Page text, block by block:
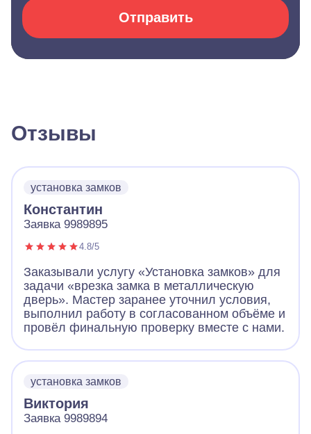
Отправить
Отзывы
установка замков
Константин
Заявка 9989895
4.8/5
Заказывали услугу «Установка замков» для
задачи «врезка замка в металлическую
дверь». Мастер заранее уточнил условия,
выполнил работу в согласованном объёме и
провёл финальную проверку вместе с нами.
установка замков
Виктория
Заявка 9989894